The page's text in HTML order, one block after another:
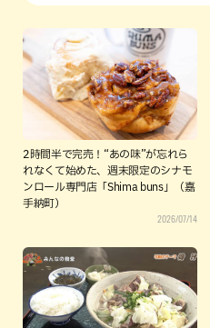
2時間半で完売！“あの味”が忘れら
れなくて始めた、週末限定のシナモ
ンロール専門店「Shima buns」（嘉
手納町）
2026/07/14